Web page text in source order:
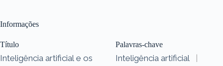
Informações
Título
Inteligência artificial e os
Palavras-chave
Inteligência artificial
|